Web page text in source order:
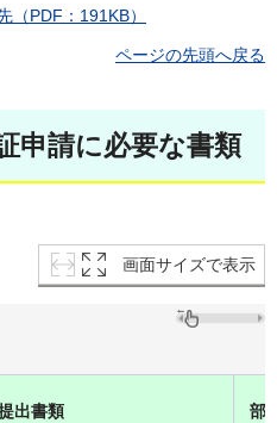
（PDF：191KB）
ページの先頭へ戻る
申請に必要な書類
画面サイズで表示
出書類 部